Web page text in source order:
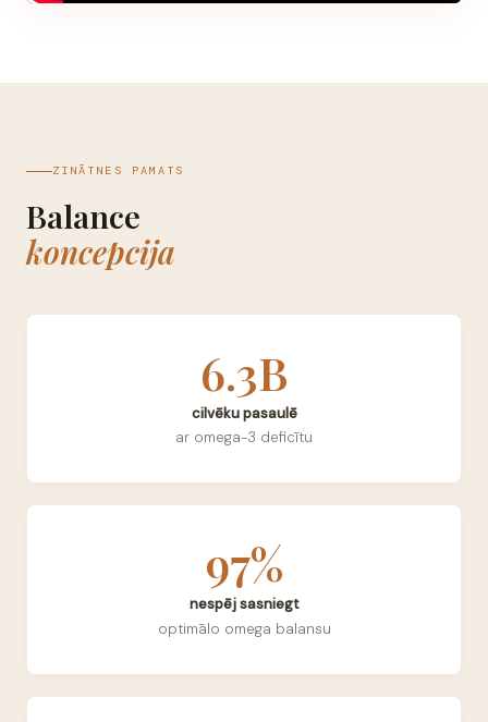
ZINĀTNES PAMATS
Balance
koncepcija
6.3B
cilvēku pasaulē
ar omega-3 deficītu
97%
nespēj sasniegt
optimālo omega balansu